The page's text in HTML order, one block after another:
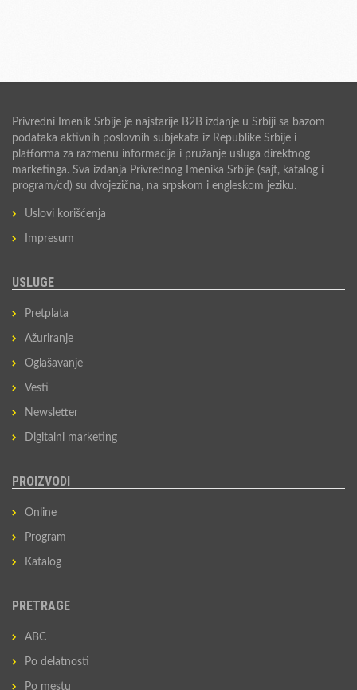
Privredni Imenik Srbije je najstarije B2B izdanje u Srbiji sa bazom
podataka aktivnih poslovnih subjekata iz Republike Srbije i
platforma za razmenu informacija i pružanje usluga direktnog
marketinga. Sva izdanja Privrednog Imenika Srbije (sajt, katalog i
program/cd) su dvojezična, na srpskom i engleskom jeziku.
Uslovi korišćenja
Impresum
USLUGE
Pretplata
Ažuriranje
Oglašavanje
Vesti
Newsletter
Digitalni marketing
PROIZVODI
Online
Program
Katalog
PRETRAGE
ABC
Po delatnosti
Po mestu